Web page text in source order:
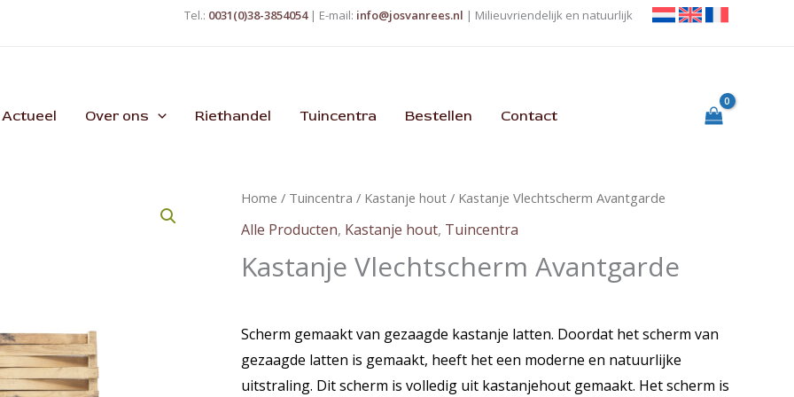
Tel.: 0031(0)38-3854054| E-mail: info@josvanrees.nl | Milieuvriendelijk en natuurlijk
Actueel Over ons Riethandel Tuincentra Bestellen Contact
Home / Tuincentra / Kastanje hout / Kastanje Vlechtscherm Avantgarde
Alle Producten, Kastanje hout, Tuincentra
Kastanje Vlechtscherm Avantgarde
Scherm gemaakt van gezaagde kastanje latten. Doordat het scherm van
gezaagde latten is gemaakt, heeft het een moderne en natuurlijke
uitstraling. Dit scherm is volledig uit kastanjehout gemaakt. Het scherm is